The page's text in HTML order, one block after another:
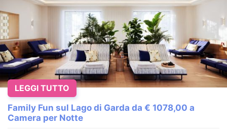
Family Fun sul Lago di Garda da € 1078,00 a
Camera per Notte
LEGGI TUTTO